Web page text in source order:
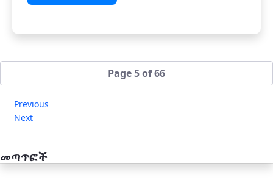
Page 5 of 66
Previous
Next
መጣጥፎች